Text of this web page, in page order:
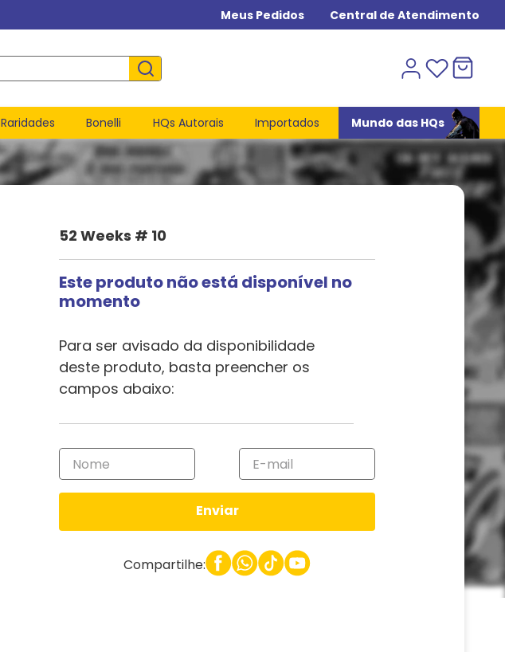
Meus Pedidos Central de Atendimento
Raridades Bonelli HQs Autorais Importados Mundo das HQs
52 Weeks # 10
Este produto não está disponível no
momento
Para ser avisado da disponibilidade
deste produto, basta preencher os
campos abaixo:
Enviar
Compartilhe: